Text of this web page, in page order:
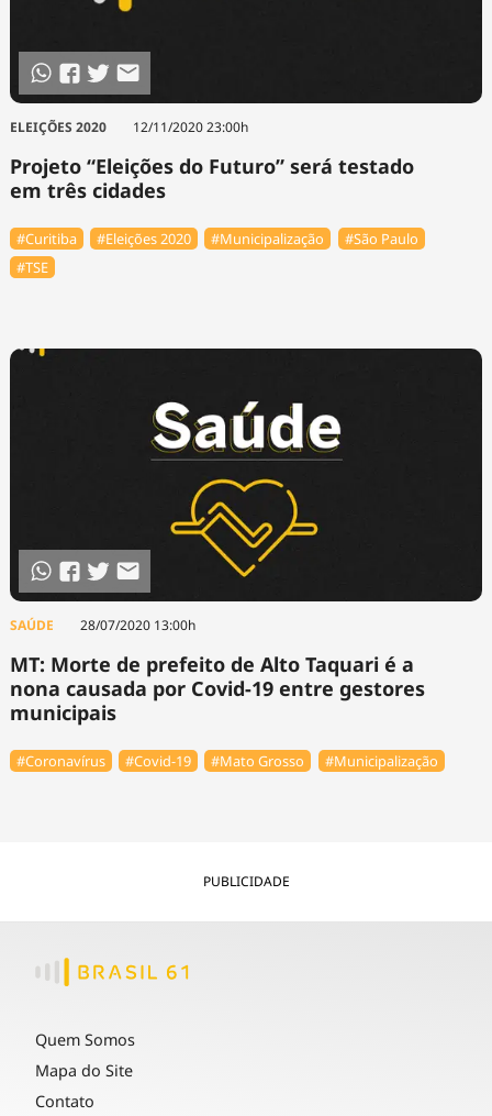
ELEIÇÕES 2020 12/11/2020 23:00h
Projeto “Eleições do Futuro” será testado
em três cidades
#Curitiba #Eleições 2020 #Municipalização
#São Paulo
#TSE
SAÚDE 28/07/2020 13:00h
MT: Morte de prefeito de Alto Taquari é a
nona causada por Covid-19 entre gestores
municipais
#Coronavírus #Covid-19 #Mato Grosso #Municipalização
PUBLICIDADE
Quem Somos
Mapa do Site
Contato